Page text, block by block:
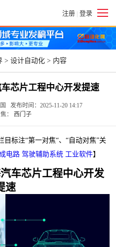
注册 | 登录
> 设计自动化 > 内容
芯片工程中心开发提速
发布时间：2025-11-20 14:17
： 西门子
目标注“第一对焦“、“自动对焦”关
电路 驾驶辅助系统 工业软件】
车芯片工程中心开发
速